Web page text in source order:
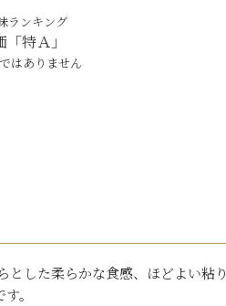
ランキング
特Ａ」
はありません
した柔らかな食感、ほどよい粘
。